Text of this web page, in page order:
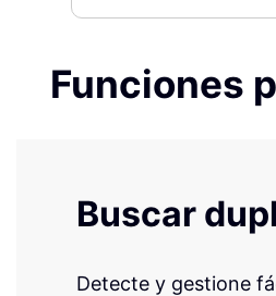
Funciones
Buscar
Detecte y gestione